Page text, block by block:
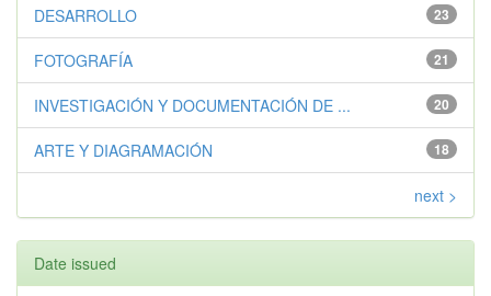
23
DESARROLLO
21
FOTOGRAFÍA
20
INVESTIGACIÓN Y DOCUMENTACIÓN DE ...
18
ARTE Y DIAGRAMACIÓN
next >
Date issued